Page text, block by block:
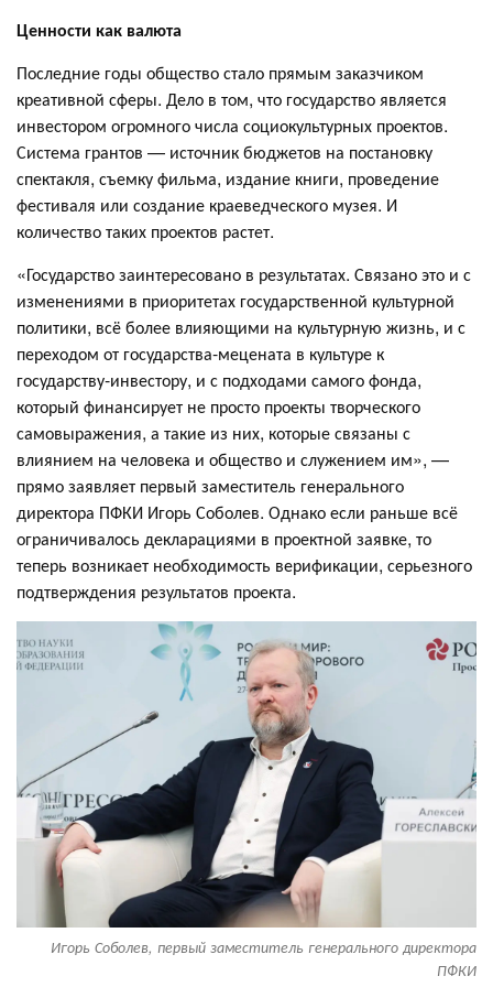
Ценности как валюта
Последние годы общество стало прямым заказчиком
креативной сферы. Дело в том, что государство является
инвестором огромного числа социокультурных проектов.
Система грантов — источник бюджетов на постановку
спектакля, съемку фильма, издание книги, проведение
фестиваля или создание краеведческого музея. И
количество таких проектов растет.
«Государство заинтересовано в результатах. Связано это и с
изменениями в приоритетах государственной культурной
политики, всё более влияющими на культурную жизнь, и с
переходом от государства-мецената в культуре к
государству-инвестору, и с подходами самого фонда,
который финансирует не просто проекты творческого
самовыражения, а такие из них, которые связаны с
влиянием на человека и общество и служением им», —
прямо заявляет первый заместитель генерального
директора ПФКИ Игорь Соболев. Однако если раньше всё
ограничивалось декларациями в проектной заявке, то
теперь возникает необходимость верификации, серьезного
подтверждения результатов проекта.
Игорь Соболев, первый заместитель генерального директора
ПФКИ